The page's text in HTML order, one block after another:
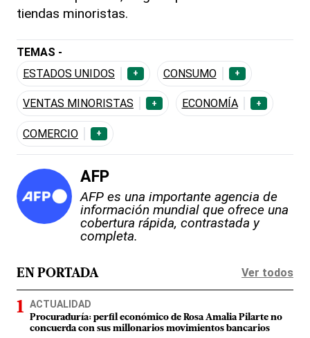
tiendas minoristas.
TEMAS -
ESTADOS UNIDOS
+ CONSUMO +
VENTAS MINORISTAS + ECONOMÍA +
COMERCIO +
AFP
AFP es una importante agencia de
información mundial que ofrece una
cobertura rápida, contrastada y
completa.
EN PORTADA Ver todos
ACTUALIDAD
Procuraduría: perfil económico de Rosa Amalia Pilarte no
concuerda con sus millonarios movimientos bancarios